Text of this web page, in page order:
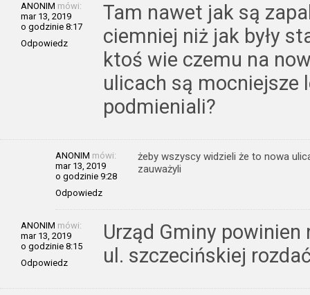
ANONIM mówi:
mar 13, 2019
o godzinie 8:17
Odpowiedz
Tam nawet jak są
ciemniej niż jak były
ktoś wie czemu na
ulicach są mocniejsze
podmieniali?
ANONIM mówi:
mar 13, 2019
o godzinie 9:28
Odpowiedz
żeby wszyscy widzieli że to nowa
zauważyli
ANONIM mówi:
mar 13, 2019
o godzinie 8:15
Odpowiedz
Urząd Gminy
ul. szczecińskiej